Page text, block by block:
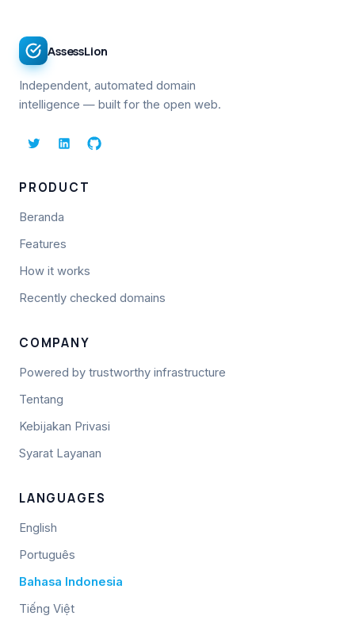
AssessLion
Independent, automated domain
intelligence — built for the open web.
PRODUCT
Beranda
Features
How it works
Recently checked domains
COMPANY
Powered by trustworthy infrastructure
Tentang
Kebijakan Privasi
Syarat Layanan
LANGUAGES
English
Português
Bahasa Indonesia
Tiếng Việt